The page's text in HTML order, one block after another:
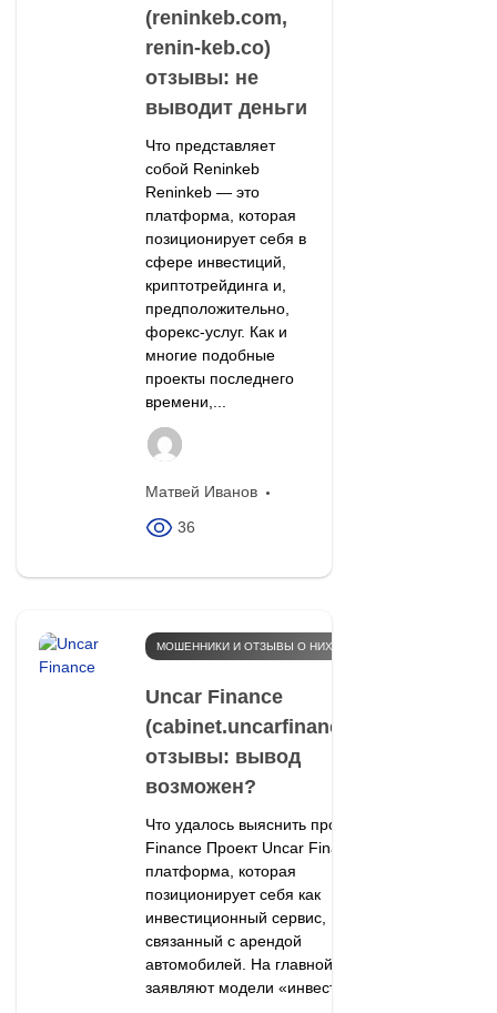
(reninkeb.com,
renin-keb.co)
отзывы: не
выводит деньги
Что представляет
собой Reninkeb
Reninkeb — это
платформа, которая
позиционирует себя в
сфере инвестиций,
криптотрейдинга и,
предположительно,
форекс-услуг. Как и
многие подобные
проекты последнего
времени,...
Матвей Иванов
36
МОШЕННИКИ И ОТЗЫВЫ О НИХ
Uncar Finance
(cabinet.uncarfinance.com)
отзывы: вывод
возможен?
Что удалось выяснить про Uncar
Finance Проект Uncar Finance —
платформа, которая
позиционирует себя как
инвестиционный сервис,
связанный с арендой
автомобилей. На главной странице
заявляют модели «инвестируйте...